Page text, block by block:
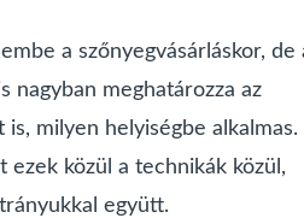
a szőnyegvásárláskor, de
nagyban meghatározza az
milyen helyiségbe alkalmas.
közül a technikák közül,
együtt.